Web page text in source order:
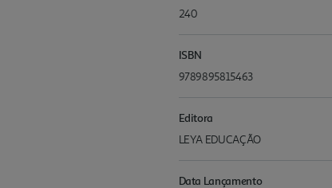
240
ISBN
9789895815463
Editora
LEYA EDUCAÇÃO
Data Lançamento